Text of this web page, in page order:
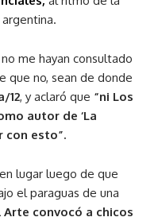
me hayan consultado
que no, sean de donde
12, y aclaró que “ni Los
autor de ‘La
con esto”.
lugar luego de que
el paraguas de una
Arte convocó a chicos